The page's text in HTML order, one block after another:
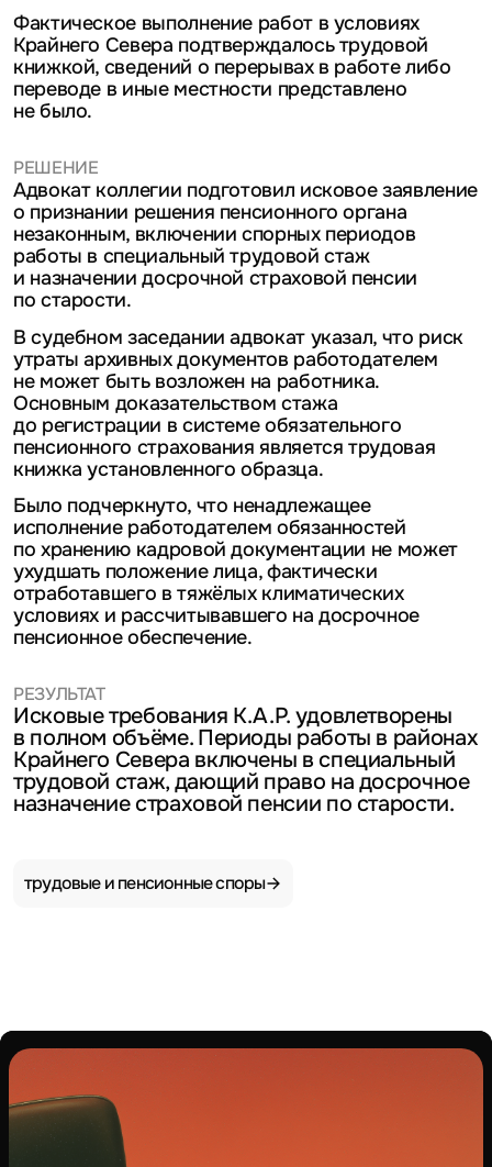
Фактическое выполнение работ в условиях
Крайнего Севера подтверждалось трудовой
книжкой, сведений о перерывах в работе либо
переводе в иные местности представлено
не было.
РЕШЕНИЕ
Адвокат коллегии подготовил исковое заявление
о признании решения пенсионного органа
незаконным, включении спорных периодов
работы в специальный трудовой стаж
и назначении досрочной страховой пенсии
по старости.
В судебном заседании адвокат указал, что риск
утраты архивных документов работодателем
не может быть возложен на работника.
Основным доказательством стажа
до регистрации в системе обязательного
пенсионного страхования является трудовая
книжка установленного образца.
Было подчеркнуто, что ненадлежащее
исполнение работодателем обязанностей
по хранению кадровой документации не может
ухудшать положение лица, фактически
отработавшего в тяжёлых климатических
условиях и рассчитывавшего на досрочное
пенсионное обеспечение.
РЕЗУЛЬТАТ
Исковые требования К.А.Р. удовлетворены
в полном объёме. Периоды работы в районах
Крайнего Севера включены в специальный
трудовой стаж, дающий право на досрочное
назначение страховой пенсии по старости.
трудовые и пенсионные споры